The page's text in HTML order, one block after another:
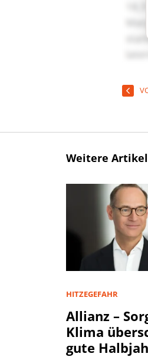
Weitere Artikel
HITZEGEFAHR
Allianz –
Klima
gute